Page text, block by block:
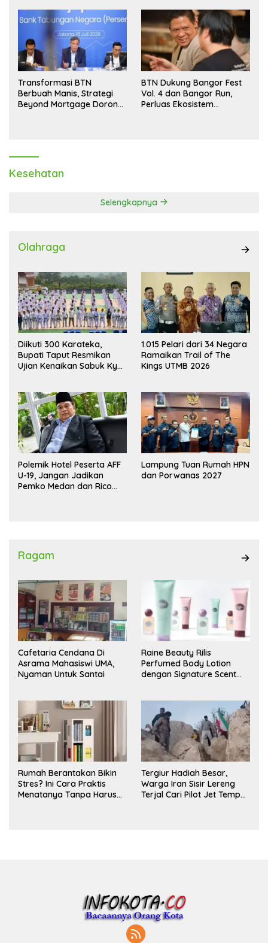
Transformasi BTN
Berbuah Manis, Strategi
Beyond Mortgage Dorong
BTN Dukung Bangor Fest
Vol. 4 dan Bangor Run,
Perluas Ekosistem
Kesehatan
Selengkapnya
Olahraga
Diikuti 300 Karateka,
Bupati Taput Resmikan
Ujian Kenaikan Sabuk Kyu
1.015 Pelari dari 34 Negara
Ramaikan Trail of The
Kings UTMB 2026
Polemik Hotel Peserta AFF
U-19, Jangan Jadikan
Pemko Medan dan Rico
Lampung Tuan Rumah HPN
dan Porwanas 2027
Ragam
Cafetaria Cendana Di
Asrama Mahasiswi UMA,
Nyaman Untuk Santai
Raine Beauty Rilis
Perfumed Body Lotion
dengan Signature Scent
Rumah Berantakan Bikin
Stres? Ini Cara Praktis
Menatanya Tanpa Harus
Tergiur Hadiah Besar,
Warga Iran Sisir Lereng
Terjal Cari Pilot Jet Tempur